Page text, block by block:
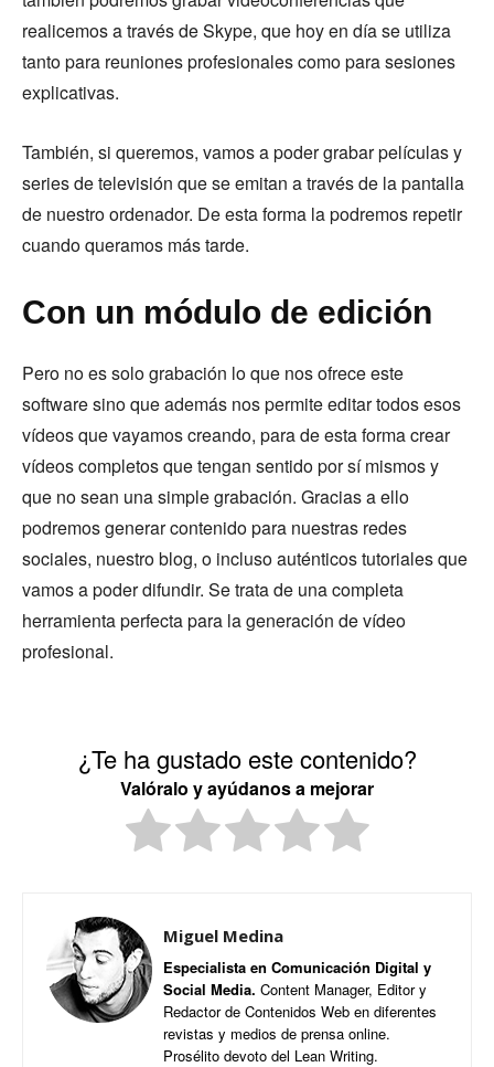
realicemos a través de Skype, que hoy en día se utiliza
tanto para reuniones profesionales como para sesiones
explicativas.
También, si queremos, vamos a poder grabar películas y
series de televisión que se emitan a través de la pantalla
de nuestro ordenador. De esta forma la podremos repetir
cuando queramos más tarde.
Con un módulo de edición
Pero no es solo grabación lo que nos ofrece este
software sino que además nos permite editar todos esos
vídeos que vayamos creando, para de esta forma crear
vídeos completos que tengan sentido por sí mismos y
que no sean una simple grabación. Gracias a ello
podremos generar contenido para nuestras redes
sociales, nuestro blog, o incluso auténticos tutoriales que
vamos a poder difundir. Se trata de una completa
herramienta perfecta para la generación de vídeo
profesional.
¿Te ha gustado este contenido?
Valóralo y ayúdanos a mejorar
Miguel Medina
Especialista en Comunicación Digital y
Social Media. Content Manager, Editor y
Redactor de Contenidos Web en diferentes
revistas y medios de prensa online.
Prosélito devoto del Lean Writing.